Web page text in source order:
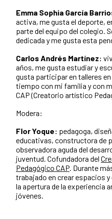
Emma Sophia García
activa, me gusta el deporte,
parte del equipo del colegio.
dedicada y me gusta esta
Carlos Andrés Martínez:
años, me gusta estudiar y
gusta participar en talleres
tiempo con mi familia y con
CAP (Creatorio artístico
Modera:
Flor Yoque: pedagoga,
educativas, constructora de
observadora aguda del
juventud. Cofundadora del
Pedagógico CAP. Durante
trabajado en crear espacios
la apertura de la experiencia
jóvenes.